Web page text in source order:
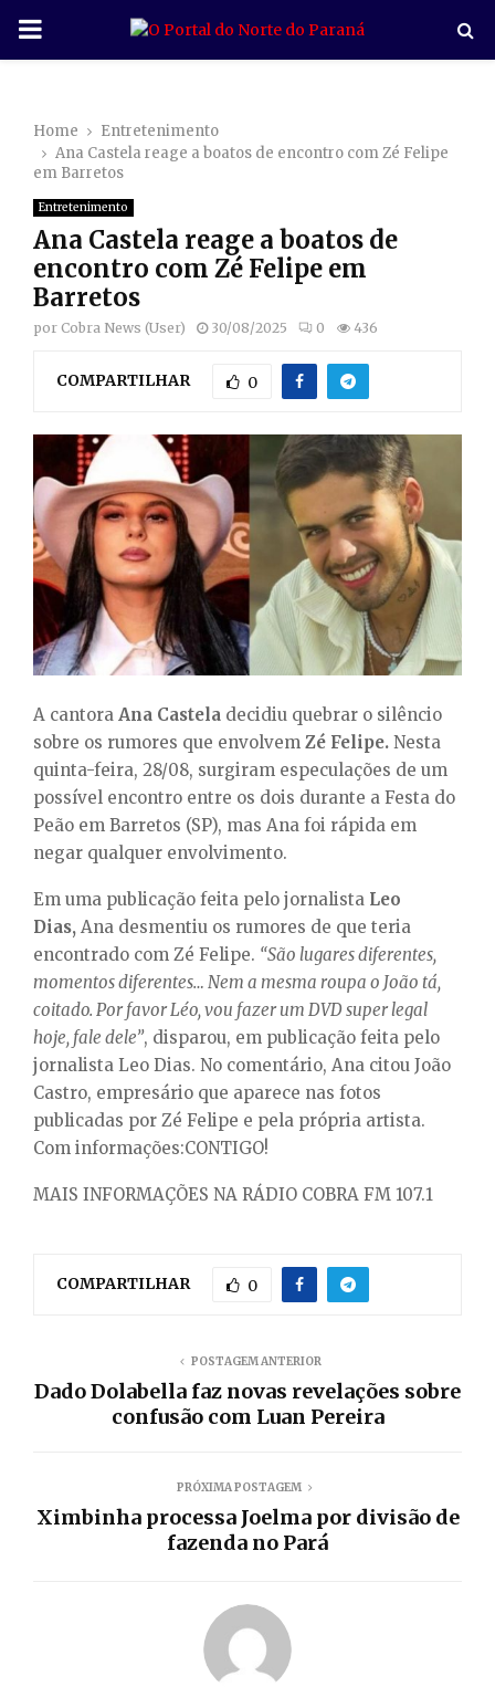
P
M
A
R
M
E
N
U
Home
Entretenimento
Ana Castela reage a boatos de encontro com Zé Felipe
em Barretos
Entretenimento
Ana Castela reage a boatos de
encontro com Zé Felipe em
Barretos
por Cobra News (User) 30/08/2025 0 436
COMPARTILHAR 0
A cantora Ana Castela decidiu quebrar o silêncio
sobre os rumores que envolvem Zé Felipe. Nesta
quinta-feira, 28/08, surgiram especulações de um
possível encontro entre os dois durante a Festa do
Peão em Barretos (SP), mas Ana foi rápida em
negar qualquer envolvimento.
Em uma publicação feita pelo jornalista Leo
Dias, Ana desmentiu os rumores de que teria
encontrado com Zé Felipe. “São lugares diferentes,
momentos diferentes… Nem a mesma roupa o João tá,
coitado. Por favor Léo, vou fazer um DVD super legal
hoje, fale dele”, disparou, em publicação feita pelo
jornalista Leo Dias. No comentário, Ana citou João
Castro, empresário que aparece nas fotos
publicadas por Zé Felipe e pela própria artista.
Com informações:CONTIGO!
MAIS INFORMAÇÕES NA RÁDIO COBRA FM 107.1
COMPARTILHAR 0
POSTAGEM ANTERIOR
Dado Dolabella faz novas revelações sobre
confusão com Luan Pereira
PRÓXIMA POSTAGEM
Ximbinha processa Joelma por divisão de
fazenda no Pará